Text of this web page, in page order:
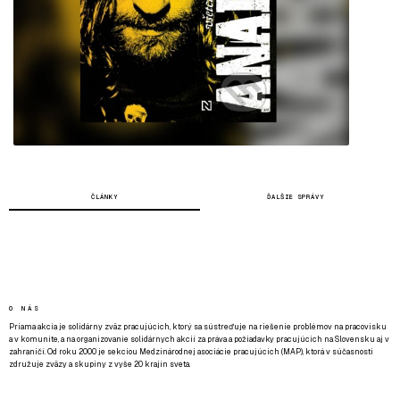
ČLÁNKY ĎALŠIE SPRÁVY
O NÁS
Priama akcia je solidárny zväz pracujúcich, ktorý sa sústreďuje na riešenie problémov na pracovisku
a v komunite, a na organizovanie solidárnych akcií za práva a požiadavky pracujúcich na Slovensku aj v
zahraničí. Od roku 2000 je sekciou Medzinárodnej asociácie pracujúcich (MAP), ktorá v súčasnosti
združuje zväzy a skupiny z vyše 20 krajín sveta.